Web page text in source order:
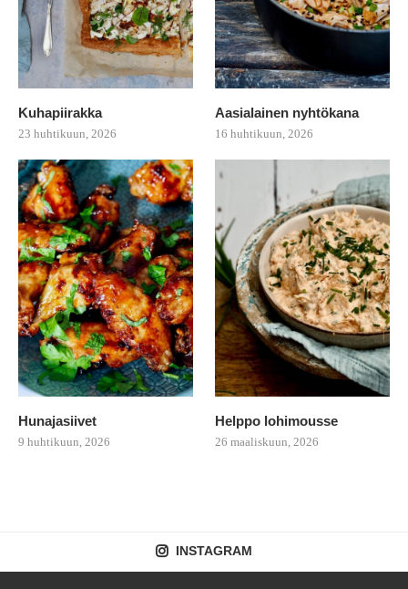
Kuhapiirakka
23 huhtikuun, 2026
Aasialainen nyhtökana
16 huhtikuun, 2026
Hunajasiivet
9 huhtikuun, 2026
Helppo lohimousse
26 maaliskuun, 2026
INSTAGRAM